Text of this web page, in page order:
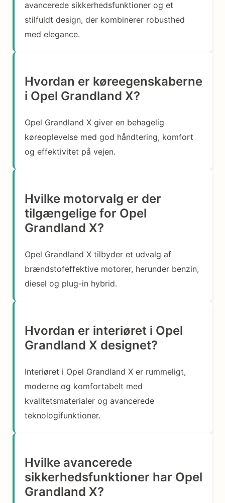
avancerede sikkerhedsfunktioner og et
stilfuldt design, der kombinerer robusthed
med elegance.
Hvordan er køreegenskaberne
i Opel Grandland X?
Opel Grandland X giver en behagelig
køreoplevelse med god håndtering, komfort
og effektivitet på vejen.
Hvilke motorvalg er der
tilgængelige for Opel
Grandland X?
Opel Grandland X tilbyder et udvalg af
brændstofeffektive motorer, herunder benzin,
diesel og plug-in hybrid.
Hvordan er interiøret i Opel
Grandland X designet?
Interiøret i Opel Grandland X er rummeligt,
moderne og komfortabelt med
kvalitetsmaterialer og avancerede
teknologifunktioner.
Hvilke avancerede
sikkerhedsfunktioner har Opel
Grandland X?